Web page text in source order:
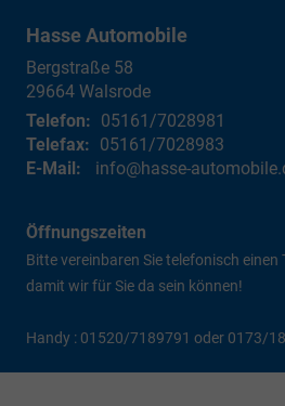
Hasse Automobile
Bergstraße 58
29664 Walsrode
Telefon: 05161/7028981
Telefax: 05161/7028983
E-Mail:
info@hasse-
Öffnungszeiten
Bitte vereinbaren Sie telefonisch einen
damit wir für Sie da sein können!
Handy : 01520/7189791 oder 0173/